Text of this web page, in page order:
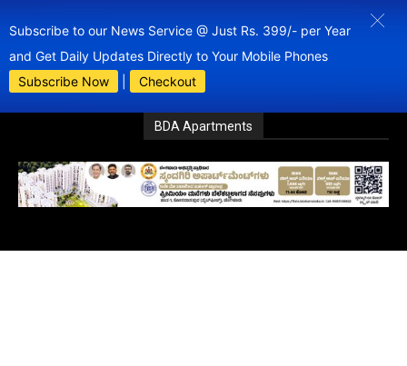
Subscribe to our News Service @ Just Rs. 399/- per Year
and Get Daily Updates Directly to Your Mobile Phones
Subscribe Now
Checkout
BDA Apartments